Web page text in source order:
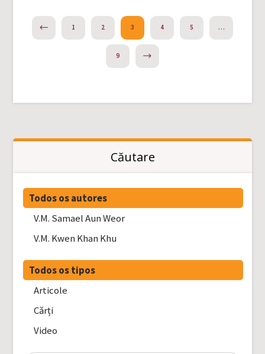
PREVIOUS1 2 3 4 5 …
9
Căutare
Todos os autores
V.M. Samael Aun Weor
V.M. Kwen Khan Khu
Todos os tipos
Articole
Cărți
Video